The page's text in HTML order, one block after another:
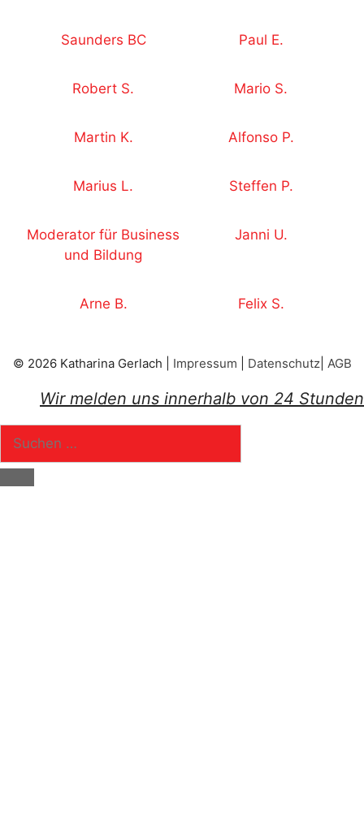
Saunders BC Paul E.
Robert S. Mario S.
Martin K. Alfonso P.
Marius L. Steffen P.
Moderator für Business
und Bildung
Janni U.
Arne B. Felix S.
© 2026 Katharina Gerlach | Impressum Datenschutz| AGB
Wir melden uns innerhalb von 24 Stunden
nach:
Schließen